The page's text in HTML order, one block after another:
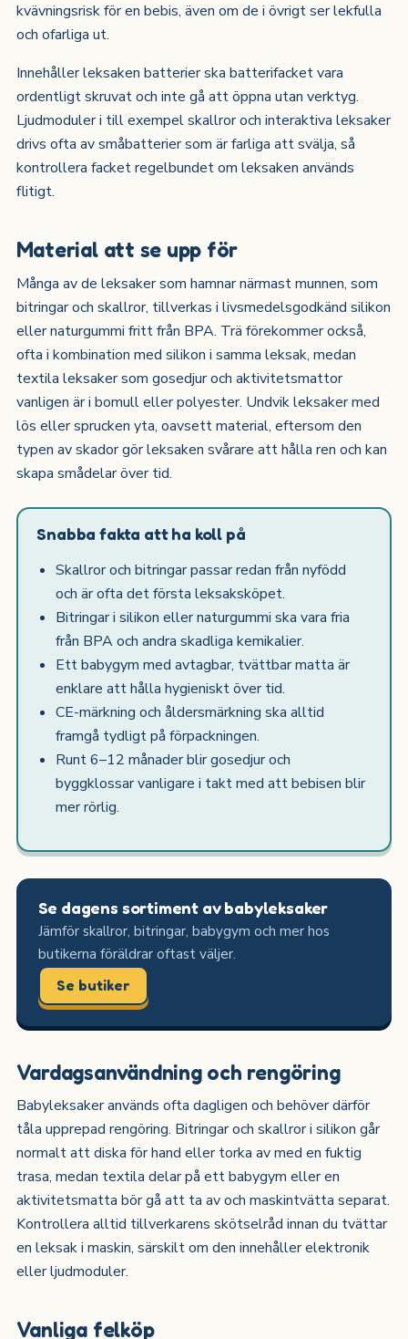
kvävningsrisk för en bebis, även om de i övrigt ser lekfulla
och ofarliga ut.
Innehåller leksaken batterier ska batterifacket vara
ordentligt skruvat och inte gå att öppna utan verktyg.
Ljudmoduler i till exempel skallror och interaktiva leksaker
drivs ofta av småbatterier som är farliga att svälja, så
kontrollera facket regelbundet om leksaken används
flitigt.
Material att se upp för
Många av de leksaker som hamnar närmast munnen, som
bitringar och skallror, tillverkas i livsmedelsgodkänd silikon
eller naturgummi fritt från BPA. Trä förekommer också,
ofta i kombination med silikon i samma leksak, medan
textila leksaker som gosedjur och aktivitetsmattor
vanligen är i bomull eller polyester. Undvik leksaker med
lös eller sprucken yta, oavsett material, eftersom den
typen av skador gör leksaken svårare att hålla ren och kan
skapa smådelar över tid.
Snabba fakta att ha koll på
Skallror och bitringar passar redan från nyfödd
och är ofta det första leksaksköpet.
Bitringar i silikon eller naturgummi ska vara fria
från BPA och andra skadliga kemikalier.
Ett babygym med avtagbar, tvättbar matta är
enklare att hålla hygieniskt över tid.
CE-märkning och åldersmärkning ska alltid
framgå tydligt på förpackningen.
Runt 6–12 månader blir gosedjur och
byggklossar vanligare i takt med att bebisen blir
mer rörlig.
Se dagens sortiment av babyleksaker
Jämför skallror, bitringar, babygym och mer hos
butikerna föräldrar oftast väljer.
Se butiker
Vardagsanvändning och rengöring
Babyleksaker används ofta dagligen och behöver därför
tåla upprepad rengöring. Bitringar och skallror i silikon går
normalt att diska för hand eller torka av med en fuktig
trasa, medan textila delar på ett babygym eller en
aktivitetsmatta bör gå att ta av och maskintvätta separat.
Kontrollera alltid tillverkarens skötselråd innan du tvättar
en leksak i maskin, särskilt om den innehåller elektronik
eller ljudmoduler.
Vanliga felköp